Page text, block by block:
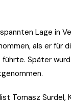
Lage in
als er für
Später
Tomasz